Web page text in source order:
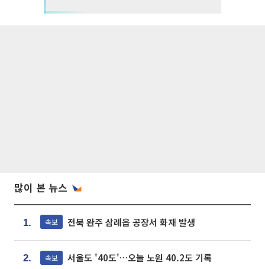
많이 본 뉴스
1. 속보 전북 완주 삼례읍 공장서 화재 발생
2. 속보 서울도 '40도'…오늘 노원 40.2도 기록